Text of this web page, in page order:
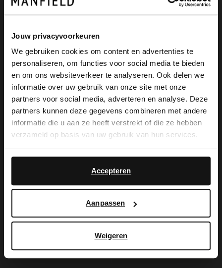
Jouw privacyvoorkeuren
We gebruiken cookies om content en advertenties te
personaliseren, om functies voor social media te bieden
en om ons websiteverkeer te analyseren. Ook delen we
informatie over uw gebruik van onze site met onze
partners voor social media, adverteren en analyse. Deze
partners kunnen deze gegevens combineren met andere
informatie die u aan ze heeft verstrekt of die ze hebben
verzameld op basis van uw gebruik van hun services.
Accepteren
Aanpassen
Weigeren
Manfield
Weiße Sandaletten in Flecht-Optik
119.99
83.99
No Stress
109.98
-40%
NEW
×
View this website in English?
It looks like your language isn't Dutch. Would
you like to switch to English?
English